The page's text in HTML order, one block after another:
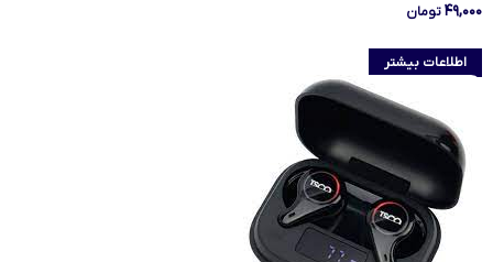
۴۹,۰۰۰تومان
اطلاعات بیشتر